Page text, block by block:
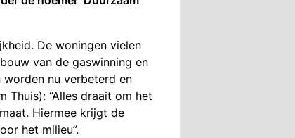
De woningen vielen
van de gaswinning en
nu verbeterd en
Thuis): “Alles draait om het
Hiermee krijgt de
het milieu”.